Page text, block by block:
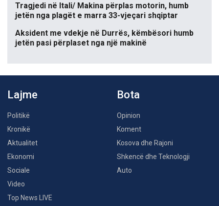
Tragjedi në Itali/ Makina përplas motorin, humb
jetën nga plagët e marra 33-vjeçari shqiptar
Aksident me vdekje në Durrës, këmbësori humb
jetën pasi përplaset nga një makinë
Lajme
Politikë
Kronikë
Aktualitet
Ekonomi
Sociale
Video
Top News LIVE
Bota
Opinion
Koment
Kosova dhe Rajoni
Shkencë dhe Teknologji
Auto